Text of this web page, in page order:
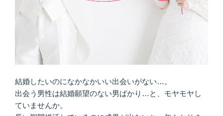
結婚したいのになかなかいい出会いがない…。
出会う男性は結婚願望のない男ばかり…と、モヤモヤし
ていませんか。